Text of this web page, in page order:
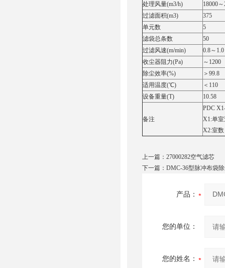
处理风量(m3/h)
18000
过滤面积(m3)
375
单元数
5
滤袋总条数
50
过滤风速(m/min)
0.8～1.0
收尘器阻力(Pa)
～1200
除尘效率(%)
＞99.8
适用温度(℃)
＜110
设备重量(T)
10.58
备注
PDC
X1:单
X2:室
上一篇： 27000282空气滤芯
下一篇： DMC-36型脉冲布袋
产品：
您的单位：
您的姓名：